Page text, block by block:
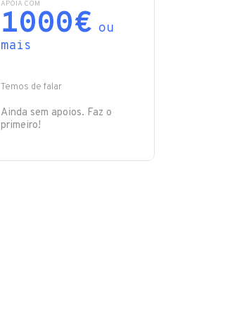
APOIA COM
1000€ ou
mais
Temos de falar
Ainda sem apoios. Faz o
primeiro!